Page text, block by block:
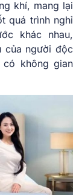
khí, mang lại
quá trình nghỉ
khác nhau,
của người độc
không gian